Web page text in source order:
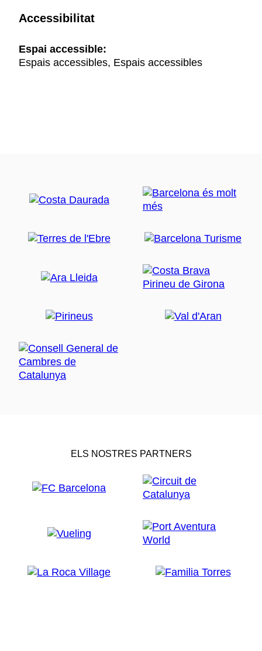
Accessibilitat
Espai accessible:
Espais accessibles, Espais accessibles
ELS NOSTRES PARTNERS